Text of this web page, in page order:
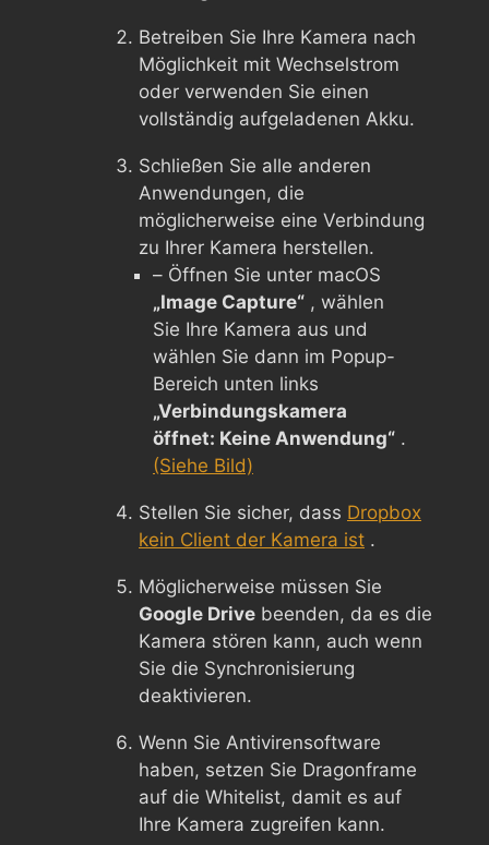
Betreiben Sie Ihre Kamera nach
Möglichkeit mit Wechselstrom
oder verwenden Sie einen
vollständig aufgeladenen Akku.
Schließen Sie alle anderen
Anwendungen, die
möglicherweise eine Verbindung
zu Ihrer Kamera herstellen.
– Öffnen Sie unter macOS
„Image Capture“ , wählen
Sie Ihre Kamera aus und
wählen Sie dann im Popup-
Bereich unten links
„Verbindungskamera
öffnet: Keine Anwendung“ .
(Siehe Bild)
Stellen Sie sicher, dass Dropbox
kein Client der Kamera ist .
Möglicherweise müssen Sie
Google Drive beenden, da es die
Kamera stören kann, auch wenn
Sie die Synchronisierung
deaktivieren.
Wenn Sie Antivirensoftware
haben, setzen Sie Dragonframe
auf die Whitelist, damit es auf
Ihre Kamera zugreifen kann.